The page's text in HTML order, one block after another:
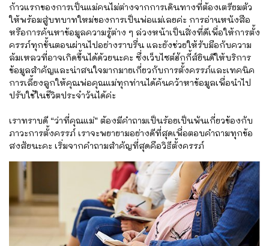
ก้าวแรกของการเป็นแม่คนไม่ต่างจากการเดินทางที่ต้องเตรียมตัว
ให้พร้อมสู่บทบาทใหม่ของการเป็นพ่อแม่เลยค่ะ การอ่านหนังสือ
หรือการค้นหาข้อมูลความรู้ต่าง ๆ ล่วงหน้าเป็นสิ่งที่ดีเพื่อให้การตั้ง
ครรภ์ทุกขั้นตอนผ่านไปอย่างราบรื่น และยังช่วยให้รับมือกับความ
ล้มเหลวที่อาจเกิดขึ้นได้ด้วยนะคะ ซึ่งเว็บไซต์ฮักกี้ส์ยินดีให้บริการ
ข้อมูลสำคัญและน่าสนใจมากมายเกี่ยวกับการตั้งครรภ์และเทคนิค
การเลี้ยงลูกให้คุณพ่อคุณแม่ทุกท่านได้ค้นคว้าหาข้อมูลเพื่อนำไป
ปรับใช้ในชีวิตประจำวันได้ค่ะ
เราทราบดี “ว่าที่คุณแม่” ต้องมีคำถามเป็นร้อยเป็นพันเกี่ยวข้องกับ
ภาวะการตั้งครรภ์ เราจะพยายามอย่างดีที่สุดเพื่อตอบคำถามทุกข้อ
สงสัยนะคะ เริ่มจากคำถามสำคัญที่สุดคือวิธีตั้งครรภ์